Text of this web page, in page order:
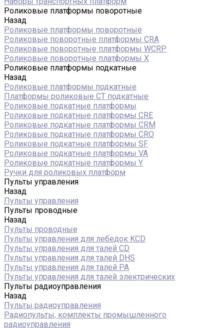
Роликовые платформы поворотные
Назад
Роликовые платформы поворотные
Роликовые поворотные платформы CRA
Роликовые поворотные платформы WCRP
Роликовые поворотные платформы X
Роликовые платформы подкатные
Назад
Роликовые платформы подкатные
Платформы роликовые СТ подкатные
Роликовые подкатные платформы
Роликовые подкатные платформы CRE
Роликовые подкатные платформы CRM
Роликовые подкатные платформы CRO
Роликовые подкатные платформы SF
Роликовые подкатные платформы VA
Роликовые подкатные платформы Y
Ручки для роликовых платформ
Пульты управления
Назад
Пульты управления
Пульты проводные
Назад
Пульты проводные
Пульты управления для лебедок KCD
Пульты управления для талей CD
Пульты управления для талей DHS
Пульты управления для талей РА
Пульты управления для талей электрических
Пульты радиоуправления
Назад
Пульты радиоуправления
Радиопульты, комплекты промышленного
радиоуправления